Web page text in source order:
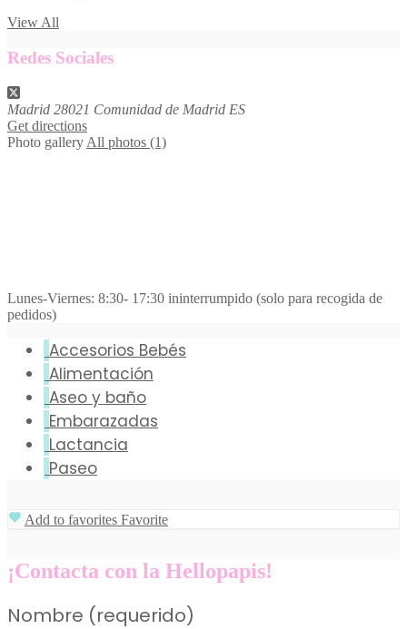
View All
Redes Sociales
Madrid 28021 Comunidad de Madrid ES
Get directions
Photo gallery All photos (1)
Lunes-Viernes: 8:30- 17:30 ininterrumpido (solo para recogida de
pedidos)
Accesorios Bebés
Alimentación
Aseo y baño
Embarazadas
Lactancia
Paseo
Add to favorites Favorite
¡Contacta con la Hellopapis!
Nombre (requerido)